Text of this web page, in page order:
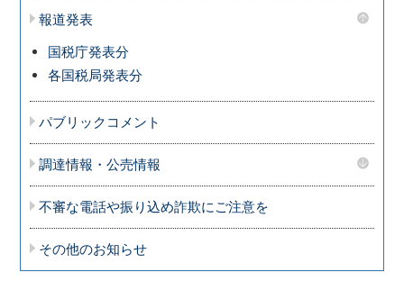
報道発表
国税庁発表分
各国税局発表分
パブリックコメント
調達情報・公売情報
不審な電話や振り込め詐欺にご注意を
その他のお知らせ